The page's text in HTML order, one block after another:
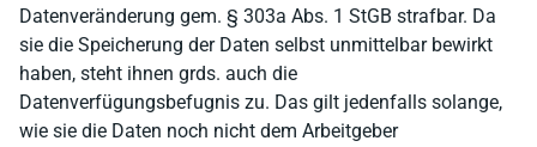
Datenveränderung gem. § 303a Abs. 1 StGB strafbar. Da
sie die Speicherung der Daten selbst unmittelbar bewirkt
haben, steht ihnen grds. auch die
Datenverfügungsbefugnis zu. Das gilt jedenfalls solange,
wie sie die Daten noch nicht dem Arbeitgeber